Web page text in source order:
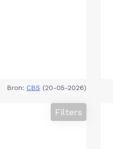
Bron: CBS (20-05-2026)
Filters